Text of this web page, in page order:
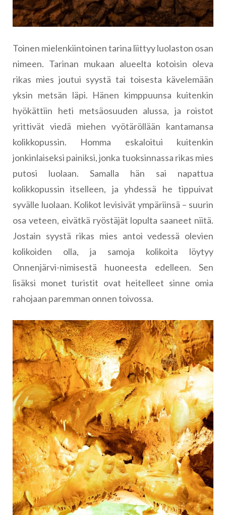
Toinen mielenkiintoinen tarina liittyy luolaston osan
nimeen. Tarinan mukaan alueelta kotoisin oleva
rikas mies joutui syystä tai toisesta kävelemään
yksin metsän läpi. Hänen kimppuunsa kuitenkin
hyökättiin heti metsäosuuden alussa, ja roistot
yrittivät viedä miehen vyötäröllään kantamansa
kolikkopussin. Homma eskaloitui kuitenkin
jonkinlaiseksi painiksi, jonka tuoksinnassa rikas mies
putosi luolaan. Samalla hän sai napattua
kolikkopussin itselleen, ja yhdessä he tippuivat
syvälle luolaan. Kolikot levisivät ympäriinsä – suurin
osa veteen, eivätkä ryöstäjät lopulta saaneet niitä.
Jostain syystä rikas mies antoi vedessä olevien
kolikoiden olla, ja samoja kolikoita löytyy
Onnenjärvi-nimisestä huoneesta edelleen. Sen
lisäksi monet turistit ovat heitelleet sinne omia
rahojaan paremman onnen toivossa.